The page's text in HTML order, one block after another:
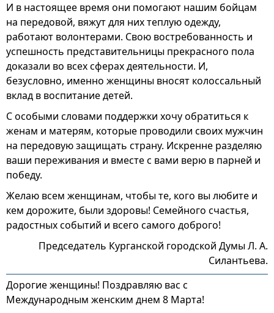
И в настоящее время они помогают нашим бойцам
на передовой, вяжут для них теплую одежду,
работают волонтерами. Свою востребованность и
успешность представительницы прекрасного пола
доказали во всех сферах деятельности. И,
безусловно, именно женщины вносят колоссальный
вклад в воспитание детей.
С особыми словами поддержки хочу обратиться к
женам и матерям, которые проводили своих мужчин
на передовую защищать страну. Искренне разделяю
ваши переживания и вместе с вами верю в парней и
победу.
Желаю всем женщинам, чтобы те, кого вы любите и
кем дорожите, были здоровы! Семейного счастья,
радостных событий и всего самого доброго!
Председатель Курганской городской Думы Л. А.
Силантьева.
Дорогие женщины! Поздравляю вас с
Международным женским днем 8 Марта!